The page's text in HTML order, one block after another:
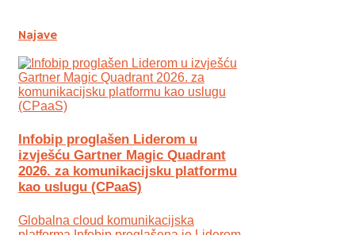
Najave
Infobip proglašen Liderom u
izvješću Gartner Magic Quadrant
2026. za komunikacijsku platformu
kao uslugu (CPaaS)
Globalna cloud komunikacijska